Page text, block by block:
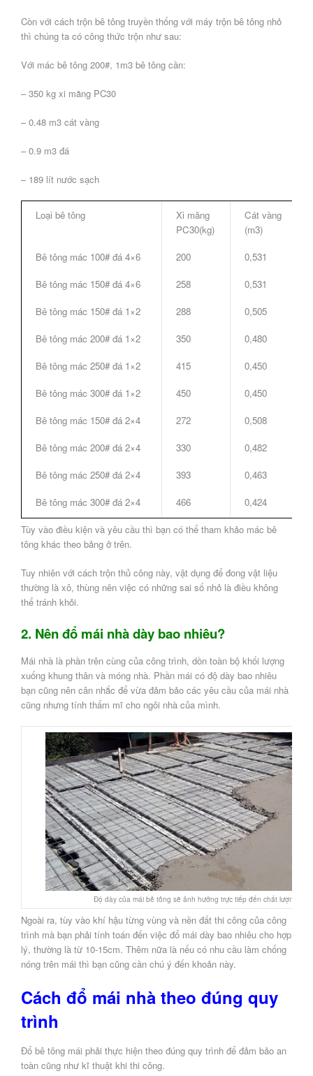
Còn với cách trộn bê tông truyền thống với máy trộn bê tông nhỏ
thì chúng ta có công thức trộn như sau:
Với mác bê tông 200#, 1m3 bê tông cần:
– 350 kg xi măng PC30
– 0.48 m3 cát vàng
– 0.9 m3 đá
– 189 lít nước sạch
Loại bê tông
Xi măng
PC30(kg)
Cát vàng
(m3)
Bê tông mác 100# đá 4×6 200 0,531
Bê tông mác 150# đá 4×6 258 0,531
Bê tông mác 150# đá 1×2 288 0,505
Bê tông mác 200# đá 1×2 350 0,480
Bê tông mác 250# đá 1×2 415 0,450
Bê tông mác 300# đá 1×2 450 0,450
Bê tông mác 150# đá 2×4 272 0,508
Bê tông mác 200# đá 2×4 330 0,482
Bê tông mác 250# đá 2×4 393 0,463
Bê tông mác 300# đá 2×4 466 0,424
Tùy vào điều kiện và yêu cầu thì bạn có thể tham khảo mác bê
tông khác theo bảng ở trên.
Tuy nhiên với cách trộn thủ công này, vật dụng để đong vật liệu
thường là xô, thùng nên việc có những sai số nhỏ là điều không
thể tránh khỏi.
2. Nên đổ mái nhà dày bao nhiêu?
Mái nhà là phần trên cùng của công trình, dồn toàn bộ khối lượng
xuống khung thân và móng nhà. Phần mái có độ dày bao nhiêu
bạn cũng nên cân nhắc để vừa đảm bảo các yêu cầu của mái nhà
cũng nhưng tính thẩm mĩ cho ngôi nhà của mình.
Độ dày của mái bê tông sẽ ảnh hưởng trực tiếp đến chất lượng mái
Ngoài ra, tùy vào khí hậu từng vùng và nền đất thi công của công
trình mà bạn phải tính toán đến việc đổ mái dày bao nhiêu cho hợp
lý, thường là từ 10-15cm. Thêm nữa là nếu có nhu cầu làm chống
nóng trên mái thì bạn cũng cần chú ý đến khoản này.
Cách đổ mái nhà theo đúng quy
trình
Đổ bê tông mái phải thực hiện theo đúng quy trình để đảm bảo an
toàn cũng như kĩ thuật khi thi công.